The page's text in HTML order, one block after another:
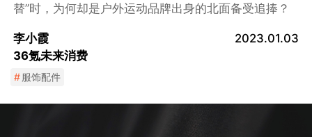
替”时，为何却是户外运动品牌出身的北面备受追捧？
李小霞
36氪未来消费
2023.01.03
#服饰配件